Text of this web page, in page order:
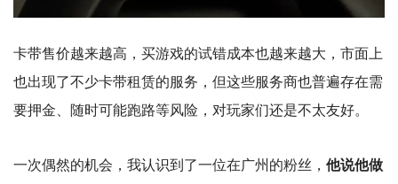
卡带售价越来越高，买游戏的试错成本也越来越大，市面上
也出现了不少卡带租赁的服务，但这些服务商也普遍存在需
要押金、随时可能跑路等风险，对玩家们还是不太友好。
一次偶然的机会，我认识到了一位在广州的粉丝， 他说他做